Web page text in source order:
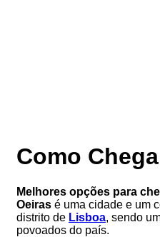
Como
Melhores opções para
Oeiras é uma cidade e um
distrito de Lisboa, sendo
povoados do país.